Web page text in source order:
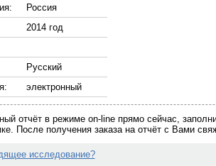
Россия
2014 год
Русский
электронный
отчёт в режиме on-line прямо сейчас,
После получения заказа на отчёт с Вами
исследование?